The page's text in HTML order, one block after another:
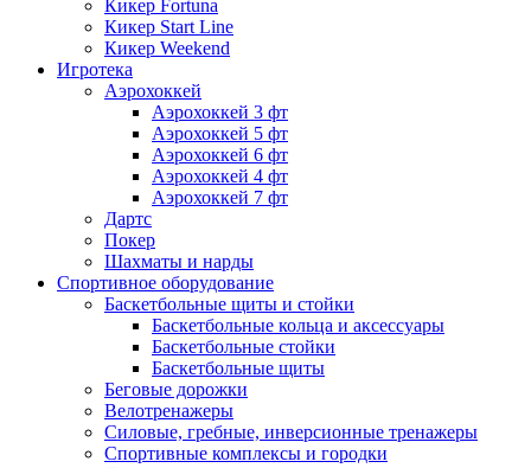
Кикер Fortuna
Кикер Start Line
Кикер Weekend
Игротека
Аэрохоккей
Аэрохоккей 3 фт
Аэрохоккей 5 фт
Аэрохоккей 6 фт
Аэрохоккей 4 фт
Аэрохоккей 7 фт
Дартс
Покер
Шахматы и нарды
Спортивное оборудование
Баскетбольные щиты и стойки
Баскетбольные кольца и аксессуары
Баскетбольные стойки
Баскетбольные щиты
Беговые дорожки
Велотренажеры
Силовые, гребные, инверсионные тренажеры
Спортивные комплексы и городки